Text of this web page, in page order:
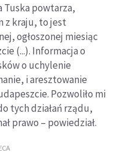
Tuska powtarza,
z kraju, to jest
ogłoszonej miesiąc
(...). Informacja o
o uchylenie
i aresztowanie
Pozwoliło mi
tych działań rządu,
prawo – powiedział.